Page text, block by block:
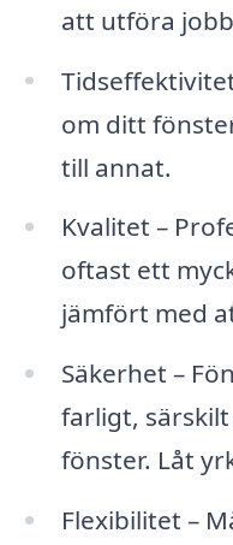
att utföra
om ditt
till annat.
Kvalitet –
oftast ett
jämfört med
Säkerhet –
farligt,
fönster. Låt
Flexibilitet –